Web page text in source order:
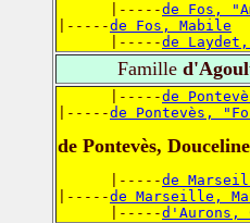
      |-----
de Fos,
|-----de Fos, Mabile
      |-----
de
Famille
      |-----
de
|-----de Pontevès,
de Pontevès, Douceline
      |-----
de
|-----de Marseille,
      |-----
d'Aurons,